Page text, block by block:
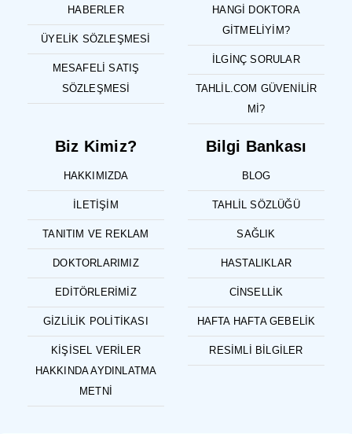
HABERLER
ÜYELIK SÖZLEŞMESI
MESAFELI SATIŞ
SÖZLEŞMESI
HANGI DOKTORA
GITMELIYIM?
İLGINÇ SORULAR
TAHLIL.COM GÜVENILIR
MI?
Biz Kimiz?
HAKKIMIZDA
İLETIŞIM
TANITIM VE REKLAM
DOKTORLARIMIZ
EDITÖRLERIMIZ
GIZLILIK POLITIKASI
KIŞISEL VERILER
HAKKINDA AYDINLATMA
METNI
Bilgi Bankası
BLOG
TAHLIL SÖZLÜĞÜ
SAĞLIK
HASTALIKLAR
CINSELLIK
HAFTA HAFTA GEBELIK
RESIMLI BILGILER